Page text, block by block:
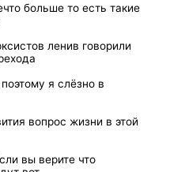
больше то есть такие
ленив говорили
я слёзно в
вопрос жизни в этой
вы верите что